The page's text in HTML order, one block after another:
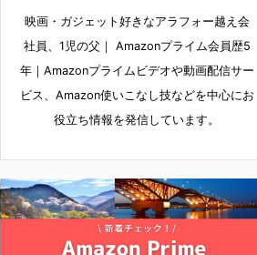
映画・ガジェット好きなアラフォー越え会
社員、1児の父｜ Amazonプライム会員歴5
年｜Amazonプライムビデオや動画配信サー
ビス、Amazon使いこなし技などを中心にお
役立ち情報を発信しています。